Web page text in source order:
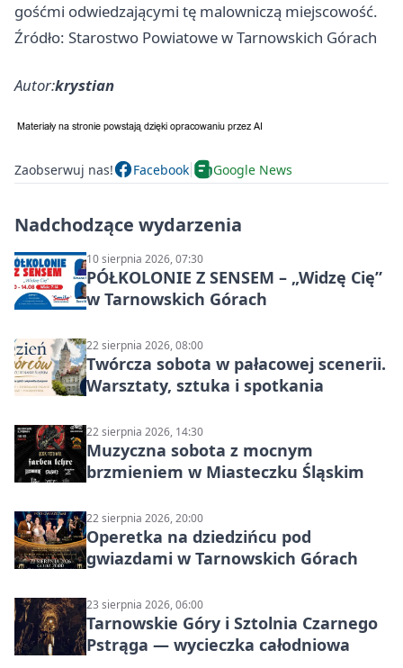
gośćmi odwiedzającymi tę malowniczą miejscowość.
Źródło: Starostwo Powiatowe w Tarnowskich Górach
Autor:krystian
Zaobserwuj nas! Facebook Google News
Nadchodzące wydarzenia
10 sierpnia 2026, 07:30
PÓŁKOLONIE Z SENSEM – „Widzę Cię”
w Tarnowskich Górach
22 sierpnia 2026, 08:00
Twórcza sobota w pałacowej scenerii.
Warsztaty, sztuka i spotkania
22 sierpnia 2026, 14:30
Muzyczna sobota z mocnym
brzmieniem w Miasteczku Śląskim
22 sierpnia 2026, 20:00
Operetka na dziedzińcu pod
gwiazdami w Tarnowskich Górach
23 sierpnia 2026, 06:00
Tarnowskie Góry i Sztolnia Czarnego
Pstrąga — wycieczka całodniowa